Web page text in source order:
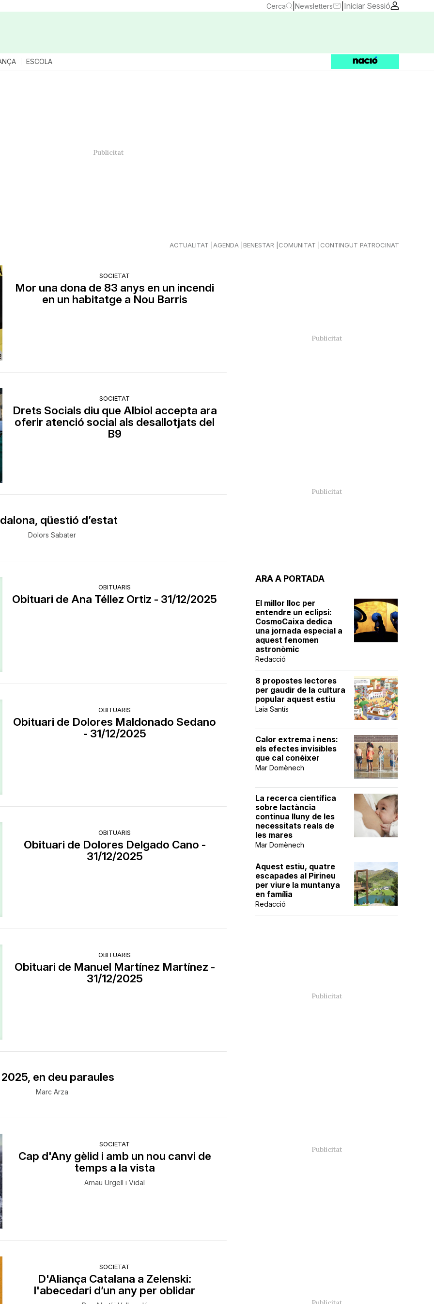
Cerca Newsletters Iniciar Sessió
ESCOLA
ACTUALITAT AGENDA BENESTAR COMUNITAT CONTINGUT PATROCINAT
SOCIETAT
Mor una dona de 83 anys en un incendi
en un habitatge a Nou Barris
SOCIETAT
Drets Socials diu que Albiol accepta ara
oferir atenció social als desallotjats del
B9
qüestió d’estat
Dolors Sabater
OBITUARIS
Obituari de Ana Téllez Ortiz - 31/12/2025
OBITUARIS
Obituari de Dolores Maldonado Sedano
- 31/12/2025
OBITUARIS
Obituari de Dolores Delgado Cano -
31/12/2025
OBITUARIS
Obituari de Manuel Martínez Martínez -
31/12/2025
2025, en deu paraules
Marc Arza
SOCIETAT
Cap d'Any gèlid i amb un nou canvi de
temps a la vista
Arnau Urgell i Vidal
SOCIETAT
D'Aliança Catalana a Zelenski:
l'abecedari d’un any per oblidar
ARA A PORTADA
El millor lloc per
entendre un eclipsi:
CosmoCaixa dedica
una jornada especial a
aquest fenomen
astronòmic
Redacció
8 propostes lectores
per gaudir de la cultura
popular aquest estiu
Laia Santís
Calor extrema i nens:
els efectes invisibles
que cal conèixer
Mar Domènech
La recerca científica
sobre lactància
continua lluny de les
necessitats reals de
les mares
Mar Domènech
Aquest estiu, quatre
escapades al Pirineu
per viure la muntanya
en família
Redacció